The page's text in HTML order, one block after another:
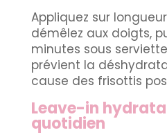
Appliquez sur
démêlez aux doigts,
minutes sous
prévient la
cause des frisottis
Leave-in
quotidien